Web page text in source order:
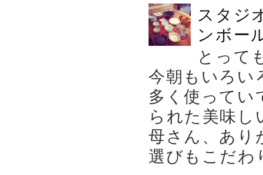
スタジ
ンボー
とって
今朝もいろい
多く使ってい
られた美味
母さん、あり
選びもこだ